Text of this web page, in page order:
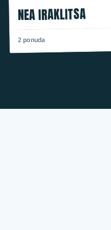
NEA IRAKLITSA
2 ponuda